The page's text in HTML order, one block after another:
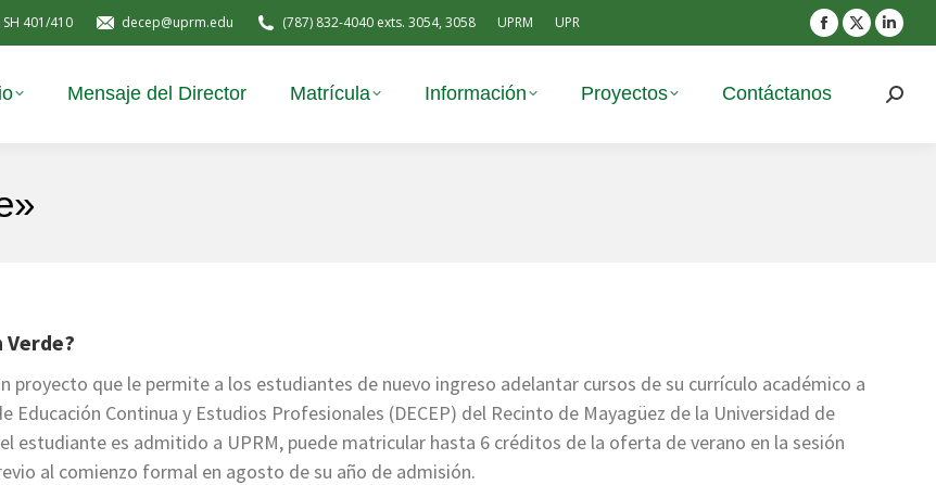
401/410 decep@uprm.edu (787) 832-4040 exts. 3054, 3058 UPRM UPR
Facebook
opens
X
opensopens
Mensaje del Director Matrícula Información Proyectos Contáctanos
Verde?
proyecto que le permite a los estudiantes de nuevo ingreso adelantar cursos de su currículo académico a
Educación Continua y Estudios Profesionales (DECEP) del Recinto de Mayagüez de la Universidad de
estudiante es admitido a UPRM, puede matricular hasta 6 créditos de la oferta de verano en la sesión
al comienzo formal en agosto de su año de admisión.